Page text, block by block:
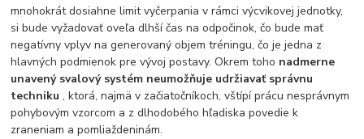
mnohokrát dosiahne limit vyčerpania v rámci výcvikovej jednotky,
si bude vyžadovať oveľa dlhší čas na odpočinok, čo bude mať
negatívny vplyv na generovaný objem tréningu, čo je jedna z
hlavných podmienok pre vývoj postavy. Okrem toho nadmerne
unavený svalový systém neumožňuje udržiavať správnu
techniku, ktorá, najmä v začiatočníkoch, vštípí prácu nesprávnym
pohybovým vzorcom a z dlhodobého hľadiska povedie k
zraneniam a pomliaždeninám.